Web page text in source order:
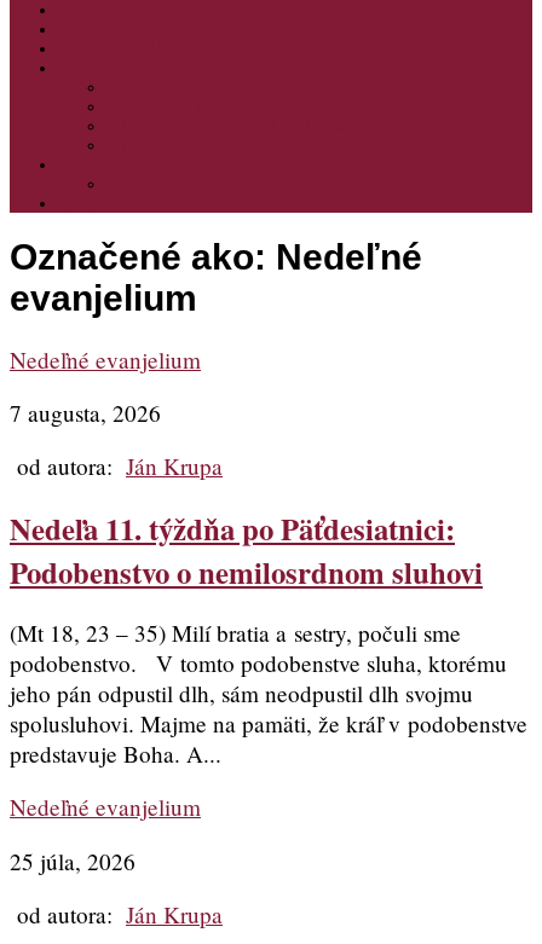
Označené ako: Nedeľné
evanjelium
Nedeľné evanjelium
7 augusta, 2026
od autora: Ján Krupa
Nedeľa 11. týždňa po Päťdesiatnici:
Podobenstvo o nemilosrdnom sluhovi
(Mt 18, 23 – 35) Milí bratia a sestry, počuli sme
podobenstvo. V tomto podobenstve sluha, ktorému
jeho pán odpustil dlh, sám neodpustil dlh svojmu
spolusluhovi. Majme na pamäti, že kráľ v podobenstve
predstavuje Boha. A...
Nedeľné evanjelium
25 júla, 2026
od autora: Ján Krupa